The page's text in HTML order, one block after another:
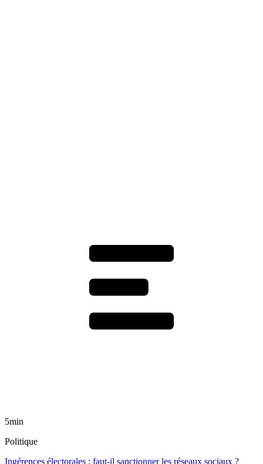
5min
Politique
Ingérences électorales : faut-il sanctionner les réseaux sociaux ?